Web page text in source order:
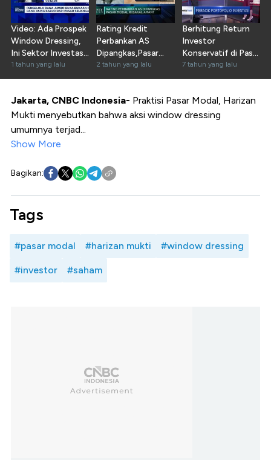
Video: Ada Prospek
Window Dressing,
Ini Sektor Investasi
Incaran MI!
1 tahun yang lalu
Rating Kredit
Perbankan AS
Dipangkas,Pasar
Modal RI Terimbas?
2 tahun yang lalu
Berhitung Return
Investor
Konservatif di Pasar
Modal
7 tahun yang lalu
Jakarta, CNBC Indonesia- Praktisi Pasar Modal, Harizan
Mukti menyebutkan bahwa aksi window dressing
umumnya terjad...
Show More
Bagikan:
Tags
#pasar modal #harizan mukti #window dressing
#investor #saham